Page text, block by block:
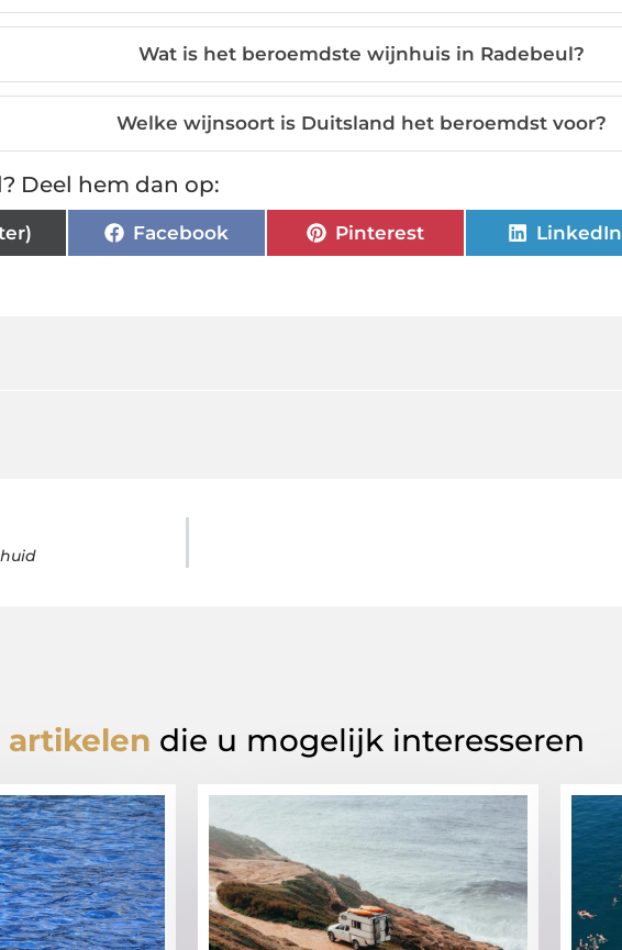
Wat is het beroemdste wijnhuis in Radebeul?
Welke wijnsoort is Duitsland het beroemdst voor?
Deel hem dan op:
Facebook Pinterest LinkedIn
artikelen die u mogelijk interesseren